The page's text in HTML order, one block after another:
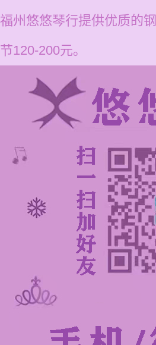
福州悠悠琴行提供优质的
节120-200元。